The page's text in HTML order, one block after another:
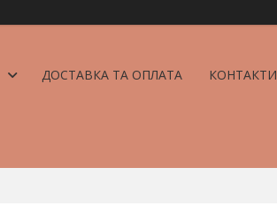
ДОСТАВКА ТА ОПЛАТА КОНТАКТИ